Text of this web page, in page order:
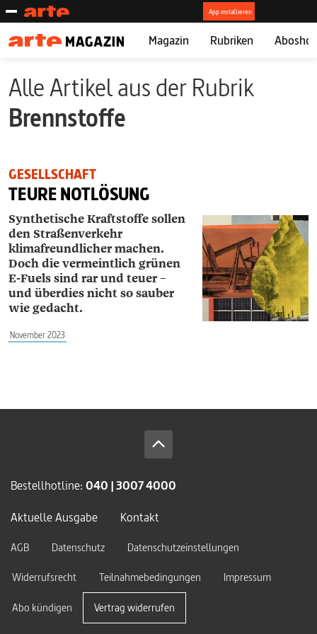
Magazin Rubriken
Alle Artikel aus der Rubrik
Brennstoffe
GESELLSCHAFT
TEURE NOTLÖSUNG
Synthetische Kraftstoffe sollen
den Straßen­verkehr
klimafreundlicher machen.
Doch die vermeintlich grünen
E-Fuels sind rar und teuer –
und überdies nicht so sauber
wie gedacht.
November 2023
Bestellhotline: 040 | 3007 4000
Aktuelle Ausgabe
Kontakt
AGB Datenschutz
Datenschutzeinstellungen
Widerrufsrecht
Teilnahmebedingungen Impressum
Abo kündigen Vertrag widerrufen